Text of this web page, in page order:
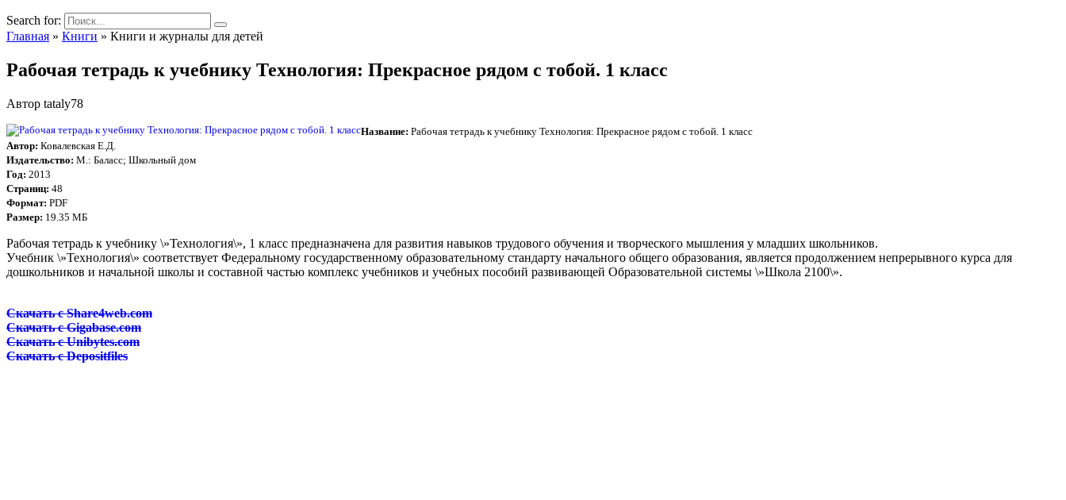
Search for:
Главная » Книги » Книги и журналы для детей
Рабочая тетрадь к учебнику Технология: Прекрасное рядом с тобой. 1 класс
Автор tataly78
Название: Рабочая тетрадь к учебнику Технология: Прекрасное рядом с тобой. 1 класс
Автор: Ковалевская Е.Д.
Издательство: М.: Баласс; Школьный дом
Год: 2013
Страниц: 48
Формат: PDF
Размер: 19.35 МБ
Рабочая тетрадь к учебнику \»Технология\», 1 класс предназначена для развития навыков трудового обучения и творческого мышления у младших школьников.
Учебник \»Технология\» соответствует Федеральному государственному образовательному стандарту начального общего образования, является продолжением непрерывного курса для
дошкольников и начальной школы и составной частью комплекс учебников и учебных пособий развивающей Образовательной системы \»Школа 2100\».
Скачать с Share4web.com
Скачать с Gigabase.com
Скачать с Unibytes.com
Скачать с Depositfiles